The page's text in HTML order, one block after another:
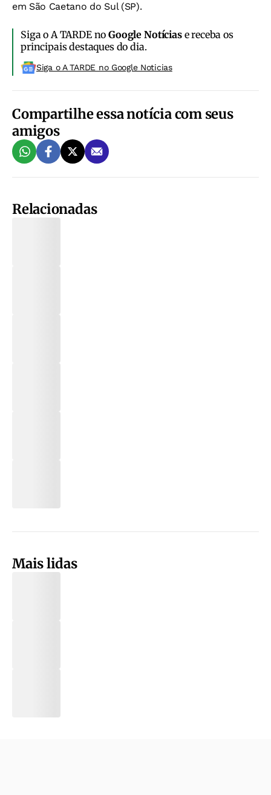
em São Caetano do Sul (SP).
Siga o A TARDE noGoogle Notíciase receba os
principais destaques do dia.
Siga o A TARDE no Google Noticias
Compartilhe essa notícia com seus
amigos
Relacionadas
Mais lidas